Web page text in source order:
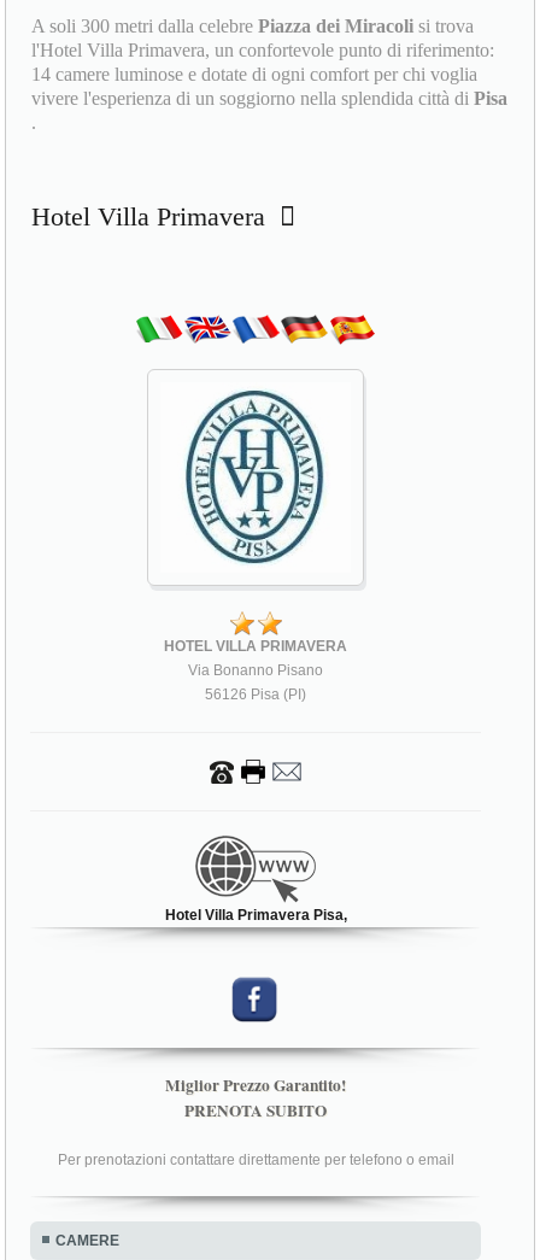
A soli 300 metri dalla celebrePiazza dei Miracoli si trova
l'Hotel Villa Primavera, un confortevole punto di riferimento:
14 camere luminose e dotate di ogni comfort per chi voglia
vivere l'esperienza di un soggiorno nella splendida città diPisa
.
Hotel Villa Primavera
HOTEL VILLA PRIMAVERA
Via Bonanno Pisano
56126 Pisa (PI)
Hotel Villa Primavera Pisa,
Miglior Prezzo Garantito!
PRENOTA SUBITO
Per prenotazioni contattare direttamente per telefono o email
CAMERE